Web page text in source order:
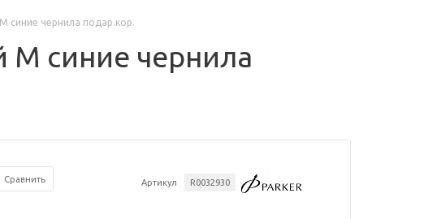
синие чернила подар.кор.
синие чернила
Артикул R0032930
Сравнить